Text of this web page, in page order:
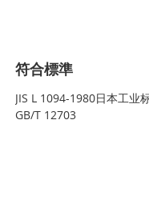
符合標準
JIS L 1094-1980日本工业
GB/T 12703